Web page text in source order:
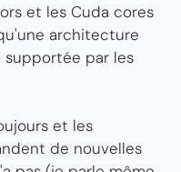
et les Cuda cores
architecture
par les
et les
de nouvelles